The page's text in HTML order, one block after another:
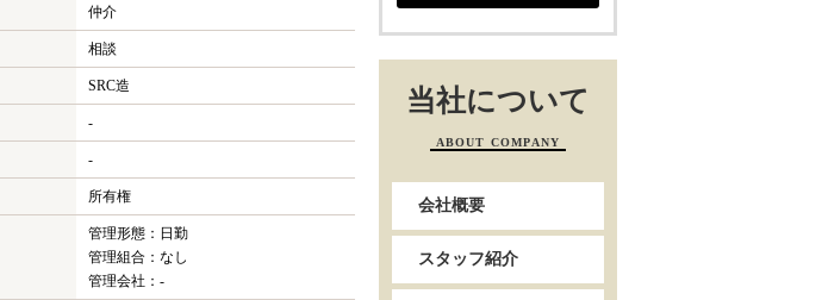
仲介
相談
SRC造
-
-
所有権
管理形態：日勤
管理組合：なし
管理会社：-
当社について
ABOUT COMPANY
会社概要
スタッフ紹介